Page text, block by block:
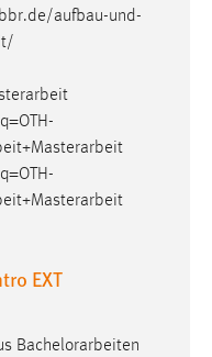
aufbau-und-
/
+Masterarbeit
+Masterarbeit
EXT
Bachelorarbeiten
an der Website
anonym.
zu verstehen, wie